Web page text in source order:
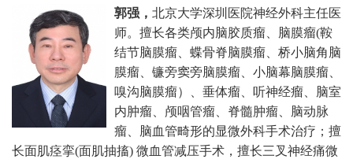
郭强， 北京大学深圳医院神经外科主任医
师。 擅长各类颅内脑胶质瘤、脑膜瘤(鞍
结节脑膜瘤、蝶骨脊脑膜瘤、桥小脑角脑
膜瘤、镰旁窦旁脑膜瘤、小脑幕脑膜瘤、
嗅沟脑膜瘤）、垂体瘤、听神经瘤、脑室
内肿瘤、颅咽管瘤、脊髓肿瘤、脑动脉
瘤、脑血管畸形的显微外科手术治疗；擅
长面肌痉挛(面肌抽搐) 微血管减压手术，擅长三叉神经痛微